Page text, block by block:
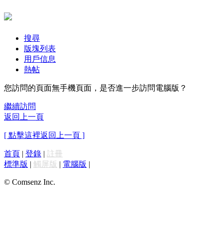
搜尋
版塊列表
用戶信息
熱帖
您訪問的頁面無手機頁面，是否進一步訪問電腦版？
繼續訪問
返回上一頁
[ 點擊這裡返回上一頁 ]
首頁 | 登錄 | 註冊
標準版 | 觸屏版 | 電腦版 |
© Comsenz Inc.